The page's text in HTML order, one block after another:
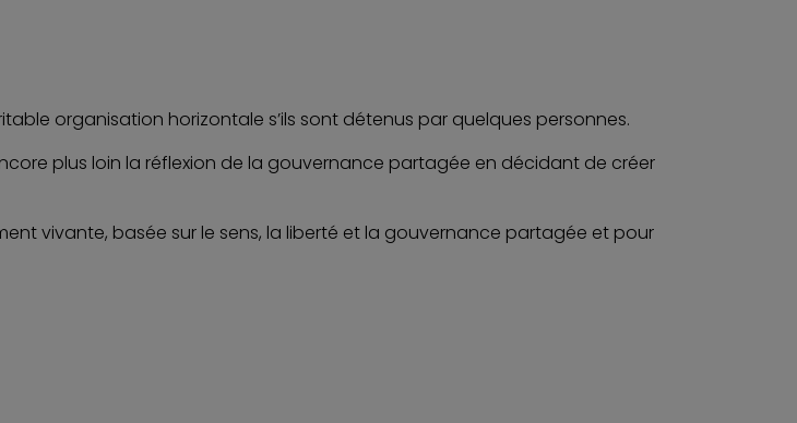
organisation horizontale s’ils sont détenus par quelques personnes.
plus loin la réflexion de la gouvernance partagée en décidant de créer
vivante, basée sur le sens, la liberté et la gouvernance partagée et pour